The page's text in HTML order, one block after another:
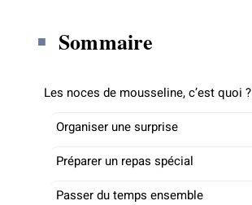
Sommaire
Les noces de mousseline, c’est quoi ?
Organiser une surprise
Préparer un repas spécial
Passer du temps ensemble